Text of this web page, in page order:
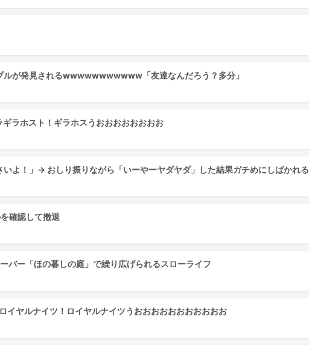
ルが発見されるwwwwwwwwwww「友達なんだろう？多分」
ラホスト！ギラホスうおおおおおおおお
いよ！」→ おしり振りながら「いーやーヤダヤダ」した結果ガチめにしばかれる
確認して撤退
バー「ほの暮しの庭」で繰り広げられるスローライフ
ヤルナイツ！ロイヤルナイツうおおおおおおおおおおお